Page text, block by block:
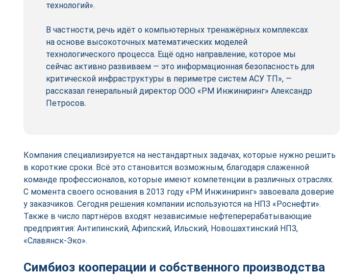
технологий».
В частности, речь идёт о компьютерных тренажёрных комплексах
на основе высокоточных математических моделей
технологического процесса. Ещё одно направление, которое мы
сейчас активно развиваем — это информационная безопасность для
критической инфраструктуры в периметре систем АСУ ТП», —
рассказал генеральный директор ООО «РМ Инжиниринг» Александр
Петросов.
Компания специализируется на нестандартных задачах, которые нужно решить
в короткие сроки. Всё это становится возможным, благодаря слаженной
команде профессионалов, которые имеют компетенции в различных отраслях.
С момента своего основания в 2013 году «РМ Инжиниринг» завоевала доверие
у заказчиков. Сегодня решения компании используются на НПЗ «Роснефти».
Также в число партнёров входят независимые нефтеперерабатывающие
предприятия: Антипинский, Афипский, Ильский, Новошахтинский НПЗ,
«Славянск-Эко».
Симбиоз кооперации и собственного производства